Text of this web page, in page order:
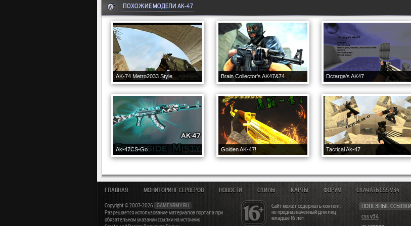
ПОХОЖИЕ МОДЕЛИ AK-47
AK-74 Metro2033 Style Brain Collector's AK47&74 Dctarga's AK47
Ak-47CS-Go Golden AK-47! Tactical Ak-47
Сайт может содержать контент,
не предназначенный для лиц
младше 16 лет
ПОЛЕЗНЫЕ ССЫЛКИ
css v34
ГЛАВНАЯ МОНИТОРИНГ СЕРВЕРОВ НОВОСТИ СКИНЫ КАРТЫ ФОРУМ СКАЧАТЬ CSS V34
Copyright © 2007-2026
GAMEARMY.RU
Разрешается использование материалов портала при
обязательном указании ссылки на источник